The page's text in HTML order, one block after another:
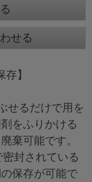
せる
】
せるだけで用を
をふりかける
棄可能です。
封されている
保存が可能で